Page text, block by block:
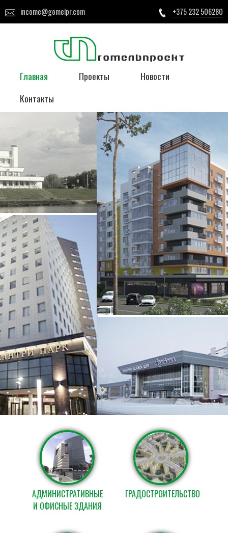
income@gomelpr.com +375 232 506280
Главная Проекты
Новости
Контакты
АДМИНИСТРАТИВНЫЕ
И ОФИСНЫЕ ЗДАНИЯ
ГРАДОСТРОИТЕЛЬСТВО